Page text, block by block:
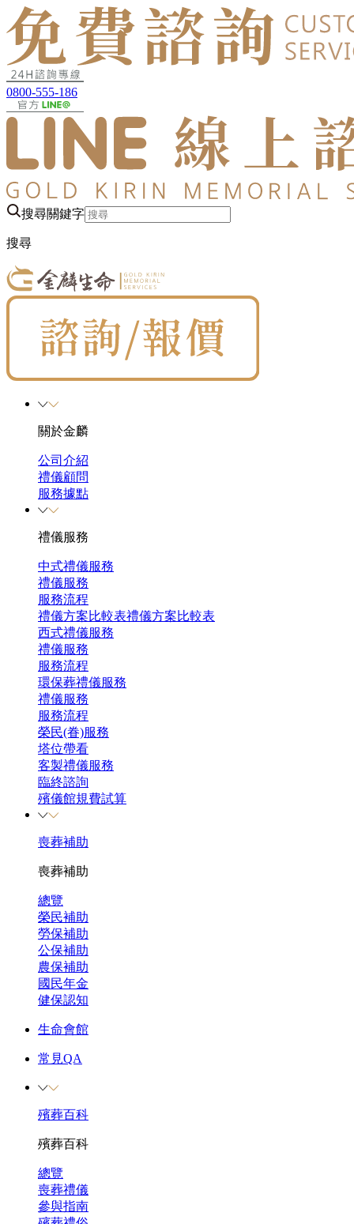
0800-555-186
搜尋關鍵字
搜尋
關於金麟
公司介紹
禮儀顧問
服務據點
禮儀服務
中式禮儀服務
禮儀服務
服務流程
禮儀方案比較表禮儀方案比較表
西式禮儀服務
禮儀服務
服務流程
環保葬禮儀服務
禮儀服務
服務流程
榮民(眷)服務
塔位帶看
客製禮儀服務
臨終諮詢
殯儀館規費試算
喪葬補助
喪葬補助
總覽
榮民補助
勞保補助
公保補助
農保補助
國民年金
健保認知
生命會館
常見QA
殯葬百科
殯葬百科
總覽
喪葬禮儀
參與指南